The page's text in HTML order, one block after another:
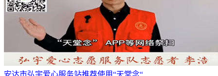
安达市弘宇爱心服务站推荐使用“天堂念“